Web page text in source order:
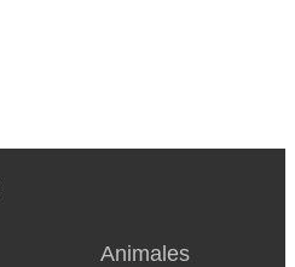
Animales